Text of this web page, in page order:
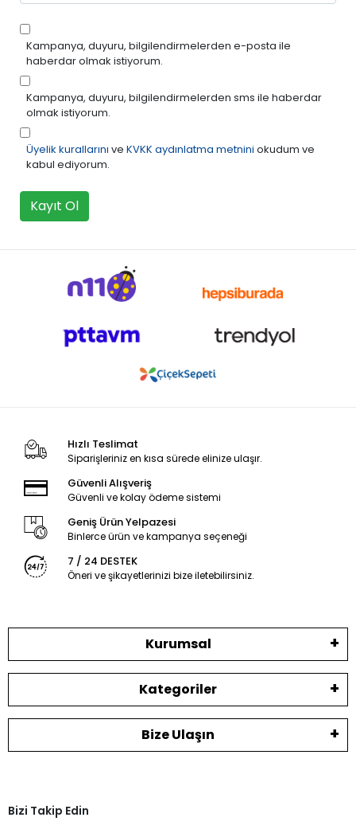
Kampanya, duyuru, bilgilendirmelerden e-posta ile
haberdar olmak istiyorum.
Kampanya, duyuru, bilgilendirmelerden sms ile haberdar
olmak istiyorum.
Üyelik kurallarını ve KVKK aydınlatma metnini okudum ve
kabul ediyorum.
Kayıt Ol
Hızlı Teslimat
Siparişleriniz en kısa sürede elinize ulaşır.
Güvenli Alışveriş
Güvenli ve kolay ödeme sistemi
Geniş Ürün Yelpazesi
Binlerce ürün ve kampanya seçeneği
7 / 24 DESTEK
Öneri ve şikayetlerinizi bize iletebilirsiniz.
Kurumsal
Kategoriler
Bize Ulaşın
Bizi Takip Edin